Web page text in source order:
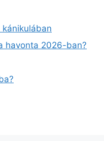
havonta 2026-ban?